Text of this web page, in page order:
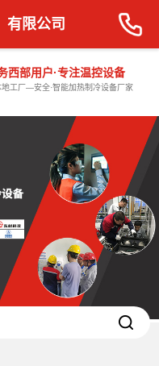
西部用户·专注温控设备
地工厂—安全·智能加热制冷设备厂家
有限公司